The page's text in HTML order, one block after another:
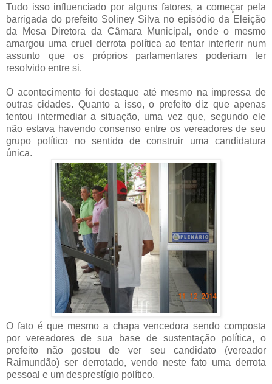
Tudo isso influenciado por alguns fatores, a começar pela
barrigada do prefeito Soliney Silva no episódio da Eleição
da Mesa Diretora da Câmara Municipal, onde o mesmo
amargou uma cruel derrota política ao tentar interferir num
assunto que os próprios parlamentares poderiam ter
resolvido entre si.
O acontecimento foi destaque até mesmo na impressa de
outras cidades. Quanto a isso, o prefeito diz que apenas
tentou intermediar a situação, uma vez que, segundo ele
não estava havendo consenso entre os vereadores de seu
grupo político no sentido de construir uma candidatura
única.
O fato é que mesmo a chapa vencedora sendo composta
por vereadores de sua base de sustentação política, o
prefeito não gostou de ver seu candidato (vereador
Raimundão) ser derrotado, vendo neste fato uma derrota
pessoal e um desprestígio político.